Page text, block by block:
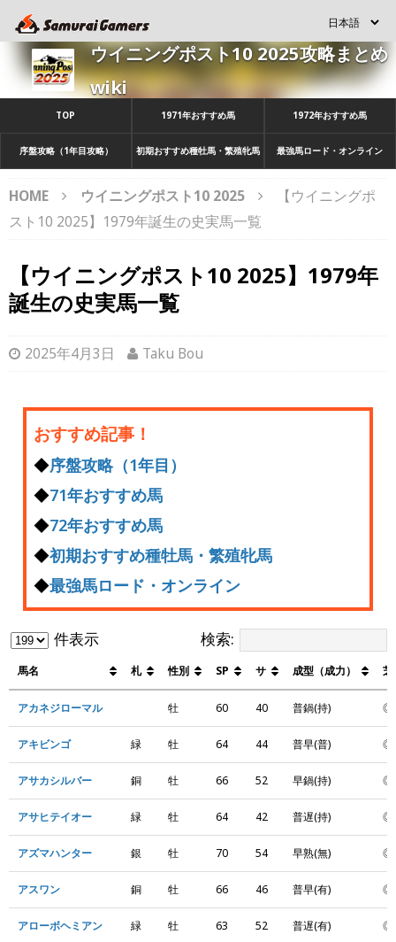
ウイニングポスト10 2025攻略まとめ
wiki
TOP 1971年おすすめ馬 1972年おすすめ馬
序盤攻略（1年目攻略） 初期おすすめ種牡馬・繁殖牝馬 最強馬ロード・オンライン
HOME ウイニングポスト10 2025
【ウイニングポ
スト10 2025】1979年誕生の史実馬一覧
【ウイニングポスト10 2025】1979年
誕生の史実馬一覧
2025年4月3日 Taku Bou
おすすめ記事！
◆序盤攻略（1年目）
◆71年おすすめ馬
◆72年おすすめ馬
◆初期おすすめ種牡馬・繁殖牝馬
◆最強馬ロード・オンライン
件表示 検索:
馬名 札 性別 SP サ 成型（成力） 芝
アカネジローマル 牡 60 40 普鍋(持) ◎
アキビンゴ 緑 牡 64 44 普早(普) ◎
アサカシルバー 銅 牡 66 52 早鍋(持) ◎
アサヒテイオー 緑 牡 64 42 普遅(持) ◎
アズマハンター 銀 牡 70 54 早熟(無) ◎
アスワン 銅 牡 66 46 普早(有) ◎
アローボヘミアン 緑 牡 63 52 普遅(有) ◎